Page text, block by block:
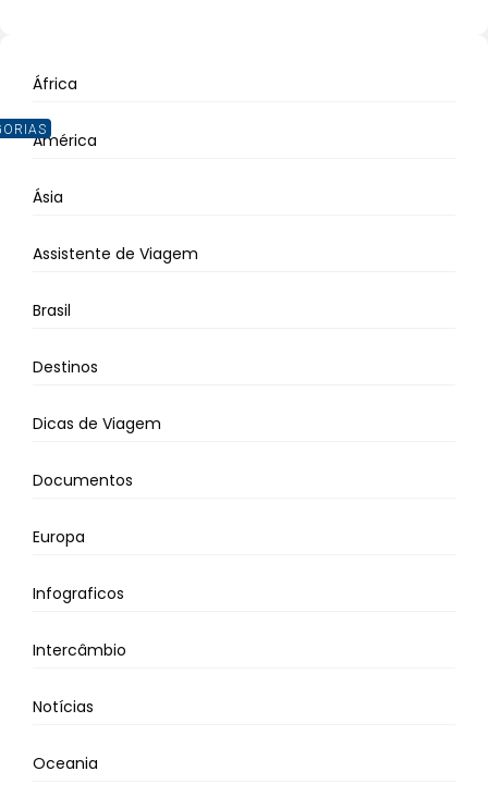
África
América
Ásia
Assistente de Viagem
Brasil
Destinos
Dicas de Viagem
Documentos
Europa
Infograficos
Intercâmbio
Notícias
Oceania